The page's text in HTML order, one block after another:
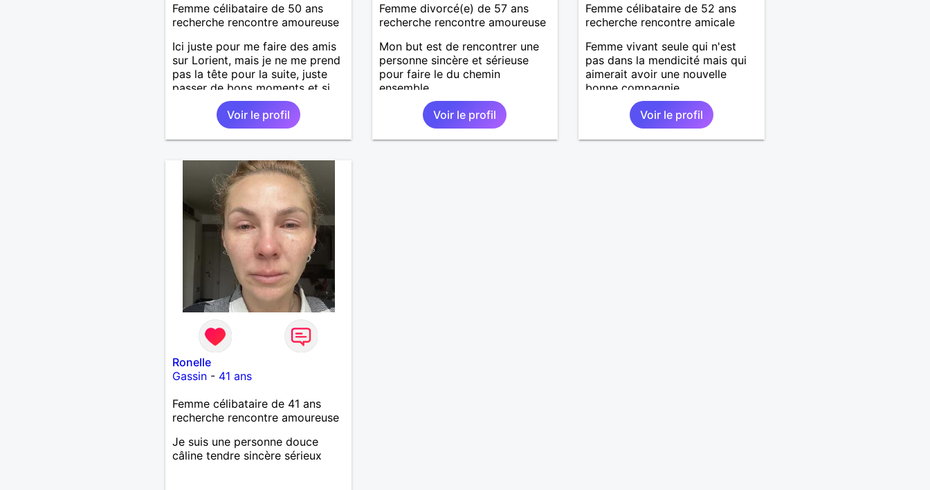
Femme célibataire de 50 ans
recherche rencontre amoureuse
Ici juste pour me faire des amis
sur Lorient, mais je ne me prend
pas la tête pour la suite, juste
passer de bons moments et si
affinité il y a, je reste ouverte à
tout puisque je suis célibataire
et disponible.
Voir le profil
Femme divorcé(e) de 57 ans
recherche rencontre amoureuse
Mon but est de rencontrer une
personne sincère et sérieuse
pour faire le du chemin
ensemble.
Voir le profil
Femme célibataire de 52 ans
recherche rencontre amicale
Femme vivant seule qui n'est
pas dans la mendicité mais qui
aimerait avoir une nouvelle
bonne compagnie.
Voir le profil
Ronelle
Gassin- 41 ans
Femme célibataire de 41 ans
recherche rencontre amoureuse
Je suis une personne douce
câline tendre sincère sérieux